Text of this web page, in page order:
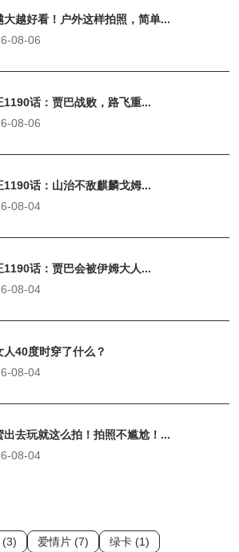
大越好看！户外这样拍照，简单...
08-06
1190话：贾巴战败，路飞重...
08-06
1190话：山治不敌麒麟戈姆...
08-04
1190话：贾巴会被伊姆大人...
08-04
人40度时穿了什么？
08-04
出去玩就这么拍！拍照不尴尬！...
08-04
(3) 爱情片 (7)
绿卡 (1)